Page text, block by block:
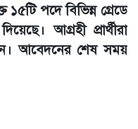
১৫টি পদে বিভিন্ন গ্রেডে
আগ্রহী প্রার্থীরা
আবেদনের শেষ সময়